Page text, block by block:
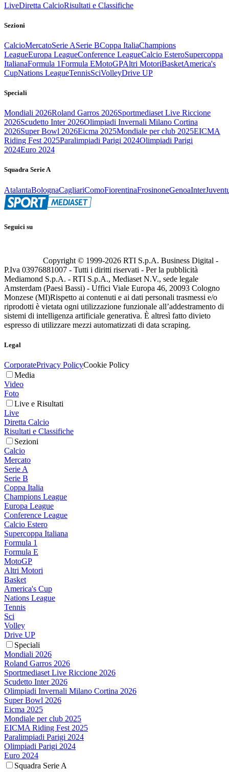
LiveDiretta CalcioRisultati e Classifiche
Sezioni
CalcioMercatoSerie ASerie BCoppa ItaliaChampions
LeagueEuropa LeagueConference LeagueCalcio EsteroSupercoppa
ItalianaFormula 1Formula EMotoGPAltri MotoriBasketAmerica's
CupNations LeagueTennisSciVolleyDrive UP
Speciali
Mondiali 2026Roland Garros 2026Sportmediaset Live Riccione
2026Scudetto Inter 2026Olimpiadi Invernali Milano Cortina
2026Super Bowl 2026Eicma 2025Mondiale per club 2025EICMA
Riding Fest 2025Paralimpiadi Parigi 2024Olimpiadi Parigi
2024Euro 2024
Squadra Serie A
AtalantaBolognaCagliariComoFiorentinaFrosinoneGenoaInter
Seguici su
Copyright © 1999-2026 RTI S.p.A. Business Digital -
P.Iva 03976881007 - Tutti i diritti riservati - Per la pubblicità
Mediamond S.p.A. - RTI S.p.A., Mediaset N.V., sede legale
Amsterdam (Paesi Bassi) - Uffici Viale Europa 46, 20093 Cologno
Monzese (MI)Rispetto ai contenuti e ai dati personali trasmessi e/o
riprodotti è vietata ogni utilizzazione funzionale all’addestramento di
sistemi di intelligenza artificiale generativa. È altresì fatto divieto
espresso di utilizzare mezzi automatizzati di data scraping.
Legal
CorporatePrivacy PolicyCookie Policy
Media
Video
Foto
Live e Risultati
Live
Diretta Calcio
Risultati e Classifiche
Sezioni
Calcio
Mercato
Serie A
Serie B
Coppa Italia
Champions League
Europa League
Conference League
Calcio Estero
Supercoppa Italiana
Formula 1
Formula E
MotoGP
Altri Motori
Basket
America's Cup
Nations League
Tennis
Sci
Volley
Drive UP
Speciali
Mondiali 2026
Roland Garros 2026
Sportmediaset Live Riccione 2026
Scudetto Inter 2026
Olimpiadi Invernali Milano Cortina 2026
Super Bowl 2026
Eicma 2025
Mondiale per club 2025
EICMA Riding Fest 2025
Paralimpiadi Parigi 2024
Olimpiadi Parigi 2024
Euro 2024
Squadra Serie A